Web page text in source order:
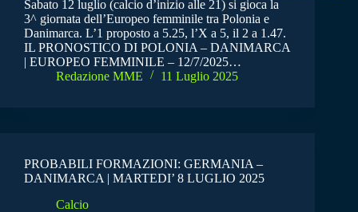
Sabato 12 luglio (calcio d’inizio alle 21) si gioca la
3^ giornata dell’Europeo femminile tra Polonia e
Danimarca. L’1 proposto a 5.25, l’X a 5, il 2 a 1.47.
IL PRONOSTICO DI POLONIA – DANIMARCA
| EUROPEO FEMMINILE – 12/7/2025…
Redazione MME
11 Luglio 2025
PROBABILI FORMAZIONI: GERMANIA –
DANIMARCA | MARTEDI’ 8 LUGLIO 2025
Calcio